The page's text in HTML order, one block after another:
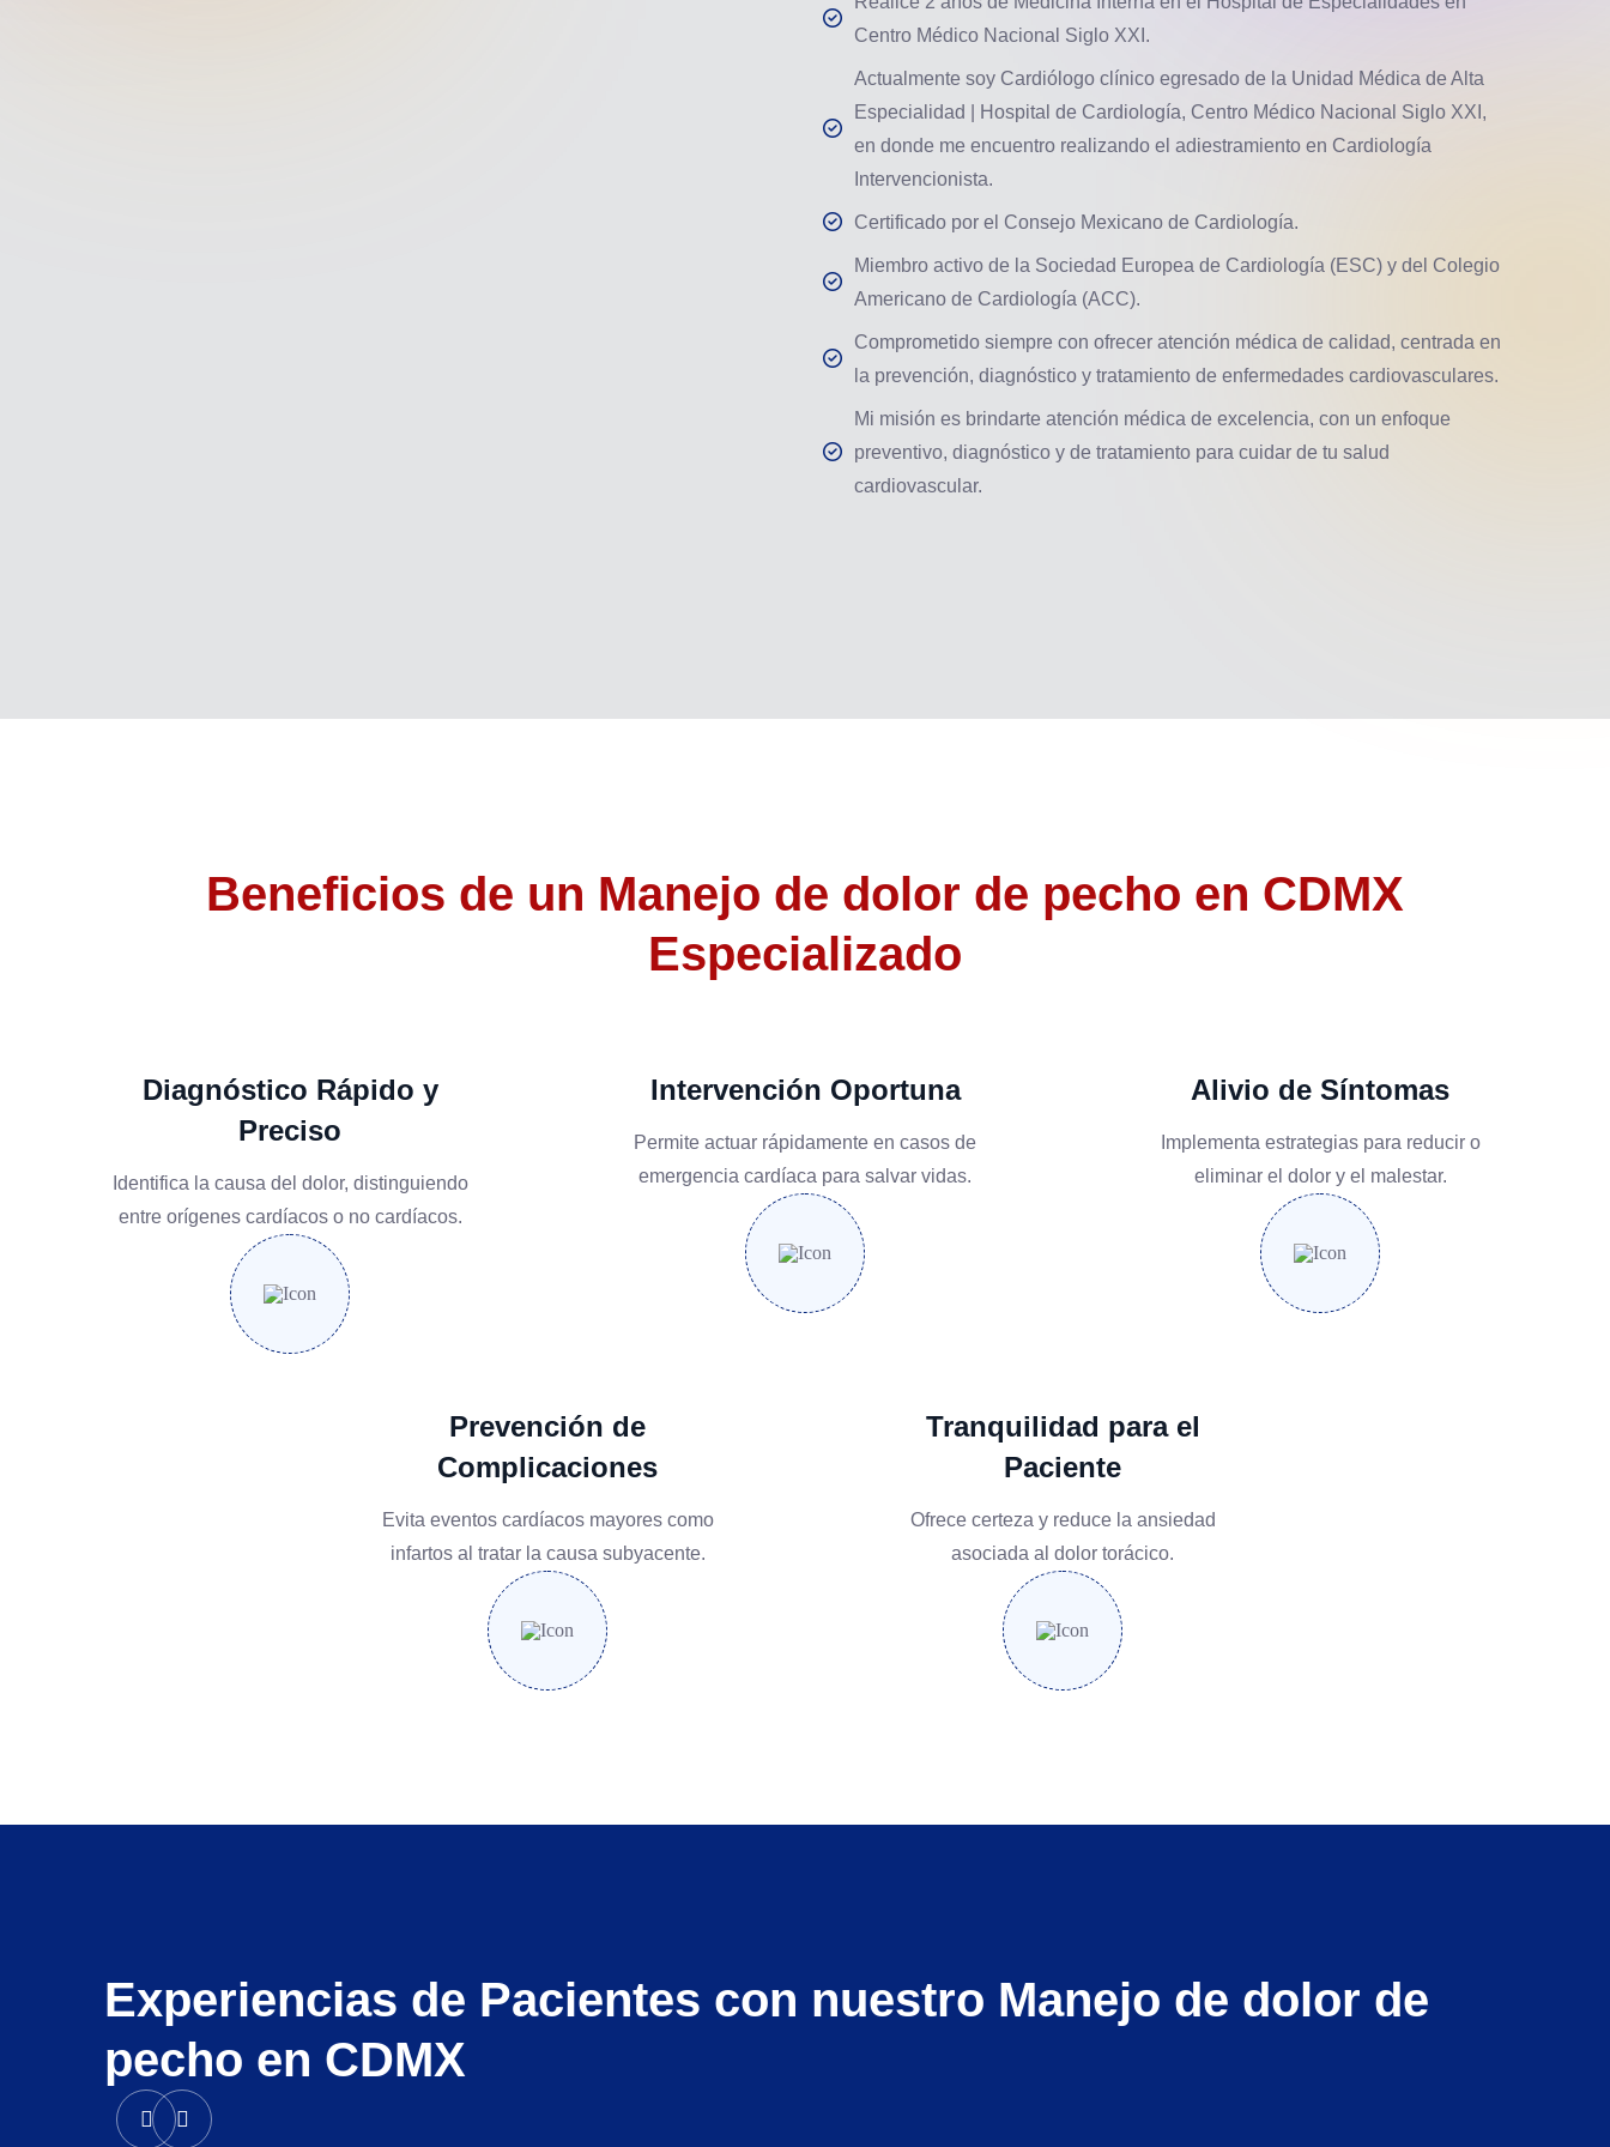
Centro Médico Nacional Siglo XXI.
Actualmente soy Cardiólogo clínico egresado de la Unidad Médica de Alta
Especialidad | Hospital de Cardiología, Centro Médico Nacional Siglo XXI,
en donde me encuentro realizando el adiestramiento en Cardiología
Intervencionista.
Certificado por el Consejo Mexicano de Cardiología.
Miembro activo de la Sociedad Europea de Cardiología (ESC) y del Colegio
Americano de Cardiología (ACC).
Comprometido siempre con ofrecer atención médica de calidad, centrada en
la prevención, diagnóstico y tratamiento de enfermedades cardiovasculares.
Mi misión es brindarte atención médica de excelencia, con un enfoque
preventivo, diagnóstico y de tratamiento para cuidar de tu salud
cardiovascular.
Beneficios de un Manejo de dolor de pecho en CDMX
Especializado
Diagnóstico Rápido y
Preciso
Identifica la causa del dolor, distinguiendo
entre orígenes cardíacos o no cardíacos.
Intervención Oportuna
Permite actuar rápidamente en casos de
emergencia cardíaca para salvar vidas.
Alivio de Síntomas
Implementa estrategias para reducir o
eliminar el dolor y el malestar.
Prevención de
Complicaciones
Evita eventos cardíacos mayores como
infartos al tratar la causa subyacente.
Tranquilidad para el
Paciente
Ofrece certeza y reduce la ansiedad
asociada al dolor torácico.
Experiencias de Pacientes con nuestro Manejo de dolor de
pecho en CDMX